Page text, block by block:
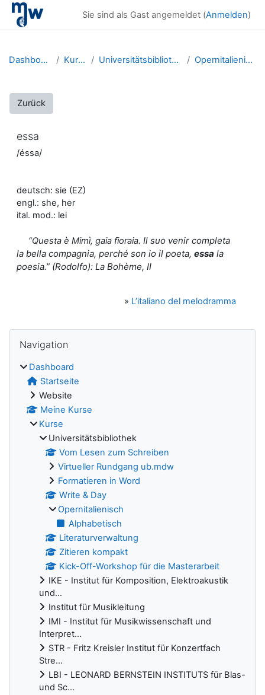
Zum Hauptinhalt
Sie sind als Gast angemeldet (Anmelden)
Dashboard Kurse Universitätsbibliothek Opernitalienisch
Zurück
essa
/éssa/
deutsch: sie (EZ)
engl.: she, her
ital. mod.: lei
“Questa è Mimì, gaia fioraia. Il suo venir completa
la bella compagnia, perché son io il poeta, essa la
poesia.” (Rodolfo): La Bohème, II
» L’italiano del melodramma
Blöcke
Navigation
Dashboard
Startseite
Website
Meine Kurse
Kurse
Universitätsbibliothek
Vom Lesen zum Schreiben
Virtueller Rundgang ub.mdw
Formatieren in Word
Write & Day
Opernitalienisch
Alphabetisch
Literaturverwaltung
Zitieren kompakt
Kick-Off-Workshop für die Masterarbeit
IKE - Institut für Komposition, Elektroakustik
und...
Institut für Musikleitung
IMI - Institut für Musikwissenschaft und
Interpret...
STR - Fritz Kreisler Institut für Konzertfach
Stre...
LBI - LEONARD BERNSTEIN INSTITUTS für Blas-
und Sc...